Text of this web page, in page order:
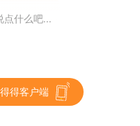
点什么吧...
得客户端